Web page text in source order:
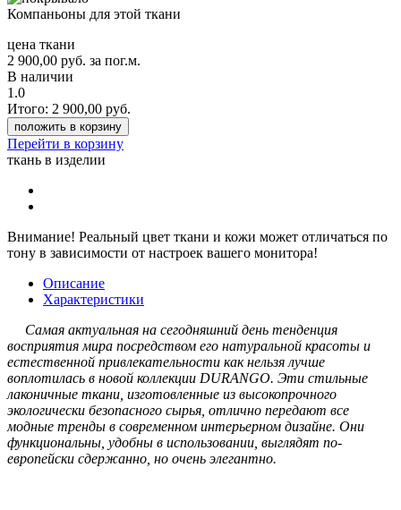
Компаньоны для этой ткани
цена ткани
2 900,00 руб. за пог.м.
В наличии
1.0
Итого: 2 900,00 руб.
положить в корзину
Перейти в корзину
ткань в изделии
Внимание! Реальный цвет ткани и кожи может отличаться по
тону в зависимости от настроек вашего монитора!
Описание
Характеристики
Самая актуальная на сегодняшний день тенденция
восприятия мира посредством его натуральной красоты и
естественной привлекательности как нельзя лучше
воплотилась в новой коллекции DURANGO. Эти стильные
лаконичные ткани, изготовленные из высокопрочного
экологически безопасного сырья, отлично передают все
модные тренды в современном интерьерном дизайне. Они
функциональны, удобны в использовании, выглядят по-
европейски сдержанно, но очень элегантно.